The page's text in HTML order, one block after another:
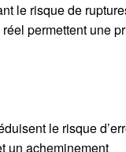
le risque de
permettent une
le risque
un acheminement